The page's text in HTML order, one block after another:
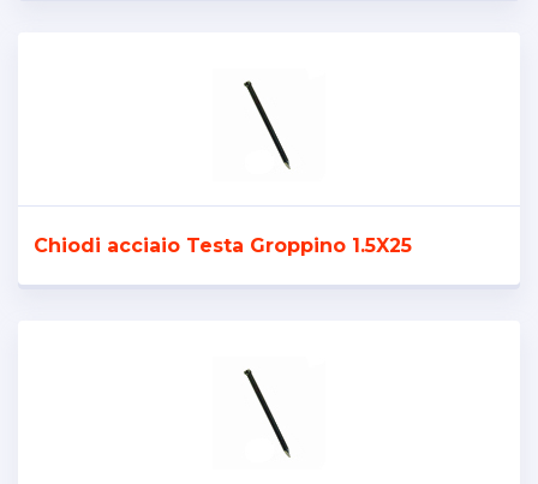
Chiodi acciaio Testa Groppino 1.5X25